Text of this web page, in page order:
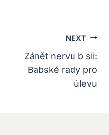
NEXT
Zánět nervu b sii:
Babské rady pro
úlevu